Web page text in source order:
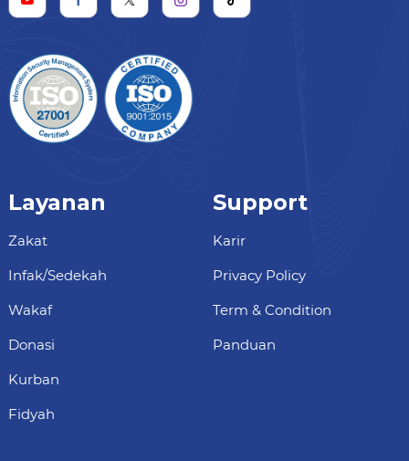
Layanan
Zakat
Infak/Sedekah
Wakaf
Donasi
Kurban
Fidyah
Support
Karir
Privacy Policy
Term & Condition
Panduan